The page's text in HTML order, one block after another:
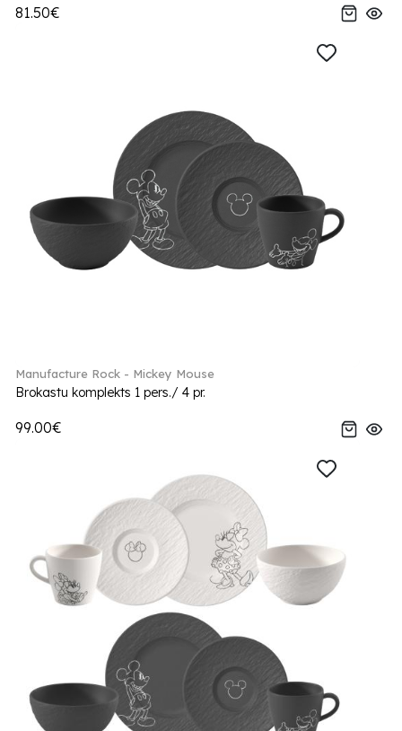
81.50€
Manufacture Rock - Mickey Mouse
Brokastu komplekts 1 pers./ 4 pr.
99.00€